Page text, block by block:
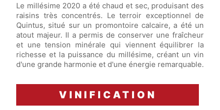
Le millésime 2020 a été chaud et sec, produisant des
raisins très concentrés. Le terroir exceptionnel de
Quintus, situé sur un promontoire calcaire, a été un
atout majeur. Il a permis de conserver une fraîcheur
et une tension minérale qui viennent équilibrer la
richesse et la puissance du millésime, créant un vin
d'une grande harmonie et d'une énergie remarquable.
VINIFICATION